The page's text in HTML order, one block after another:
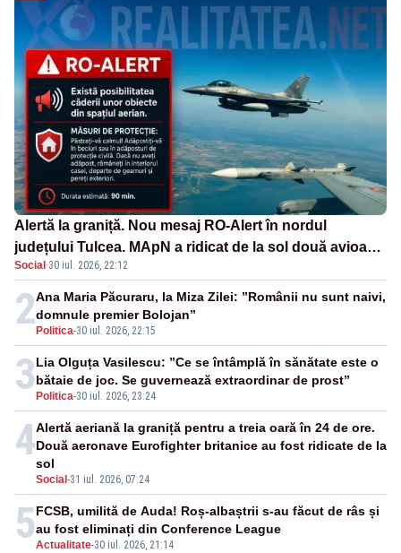
Alertă la graniță. Nou mesaj RO-Alert în nordul
județului Tulcea. MApN a ridicat de la sol două avioane
F-16
Social ·30 iul. 2026, 22:12
2 Politica-30 iul. 2026, 22:15
Ana Maria Păcuraru, la Miza Zilei: ”Românii nu sunt naivi,
domnule premier Bolojan”
3 Politica-30 iul. 2026, 23:24
Lia Olguța Vasilescu: ”Ce se întâmplă în sănătate este o
bătaie de joc. Se guvernează extraordinar de prost”
4
Social -31 iul. 2026, 07:24
Alertă aeriană la graniță pentru a treia oară în 24 de ore.
Două aeronave Eurofighter britanice au fost ridicate de la
sol
5Actualitate-30 iul. 2026, 21:14
FCSB, umilită de Auda! Roș-albaștrii s-au făcut de râs și
au fost eliminați din Conference League